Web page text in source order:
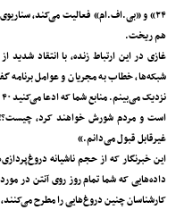
۲۴» و «بی.اف.ام» فعالیت می‌کند،
هم ریخت.
غازی در این ارتباط زنده، با انتقاد
شبکه‌ها، خطاب به مجریان و عوامل
است و مردم شورش خواهند کرد، چیست؟!
غیرقابل قبول می‌دانم.»
این خبرنگار که از حجم ناشیانه
داده‌هایی که شما تمام روز روی آنتن در
کارشناسان چنین دروغ‌هایی را مطرح